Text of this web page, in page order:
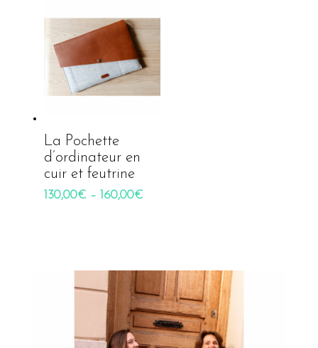
La Pochette
d’ordinateur en
cuir et feutrine
130,00€ – 160,00€